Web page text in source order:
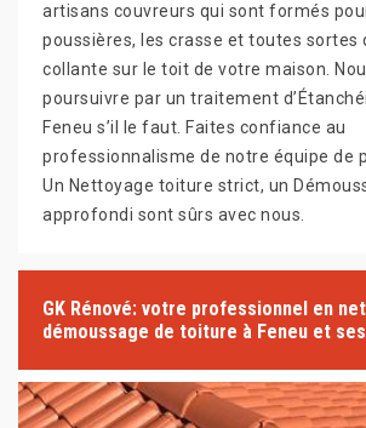
artisans couvreurs qui sont formés
poussières, les crasse et toutes sortes
collante sur le toit de votre maison.
poursuivre par un traitement
Feneu s’il le faut. Faites confiance au
professionnalisme de notre équipe de
Un Nettoyage toiture strict, un
approfondi sont sûrs avec nous.
GK Rénové: votre professionnel en
démoussage de toiture à Feneu et